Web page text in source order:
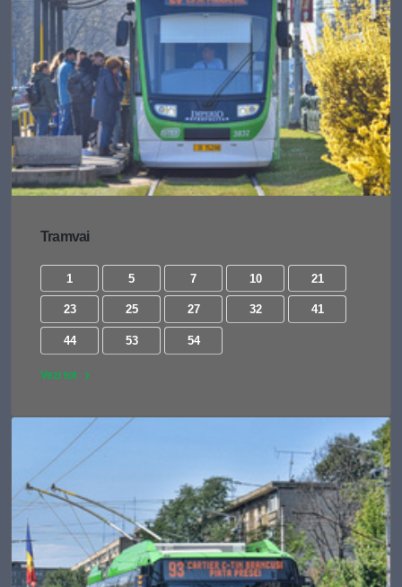
Tramvai
1 5 7 10 21
23 25 27 32 41
44 53 54
Vezi tot